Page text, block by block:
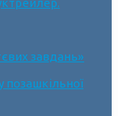
завдань»
позашкільної